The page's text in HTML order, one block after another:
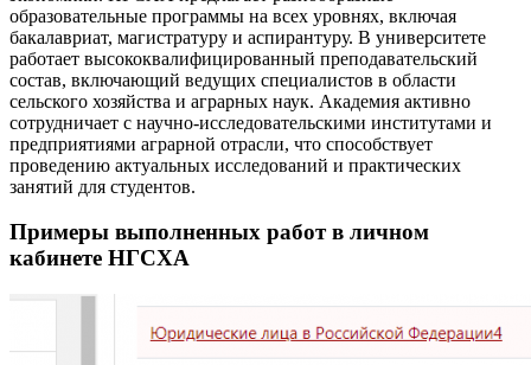
образовательные программы на всех уровнях, включая
бакалавриат, магистратуру и аспирантуру. В университете
работает высококвалифицированный преподавательский
состав, включающий ведущих специалистов в области
сельского хозяйства и аграрных наук. Академия активно
сотрудничает с научно-исследовательскими институтами и
предприятиями аграрной отрасли, что способствует
проведению актуальных исследований и практических
занятий для студентов.
Примеры выполненных работ в личном
кабинете НГСХА